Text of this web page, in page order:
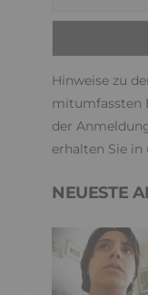
Hinweise zu
mitumfassten
der
erhalten Sie in
NEUESTE